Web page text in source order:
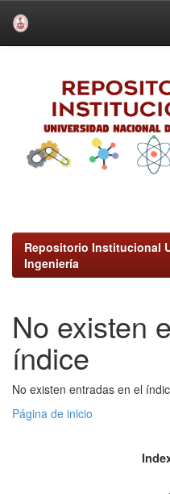
Repositorio Institucional
Ingeniería
No existen
índice
No existen entradas en el
Página de inicio